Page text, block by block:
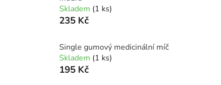
Skladem (1 ks)
235 Kč
Single gumový medicinální míč
Skladem (1 ks)
195 Kč